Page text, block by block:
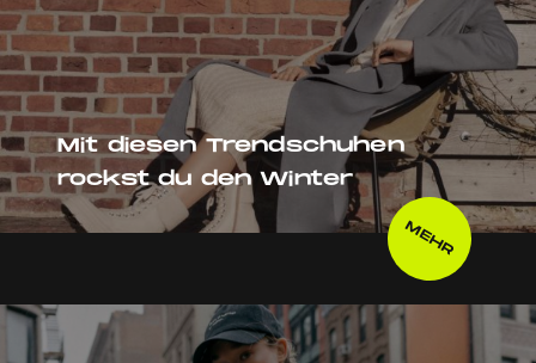
Mit diesen Trendschuhen
rockst du den Winter
MEHR